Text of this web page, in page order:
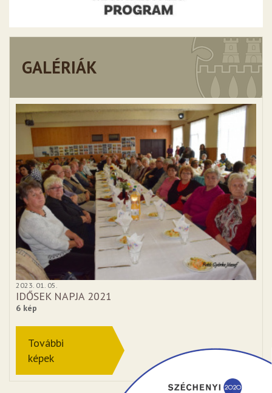
GALÉRIÁK
2023. 01. 05.
IDŐSEK NAPJA 2021
6 kép
További
képek